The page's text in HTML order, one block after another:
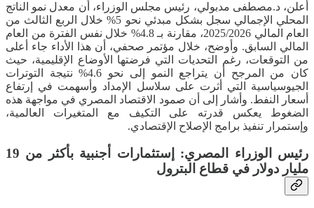
أعلن، د.مصطفى مدبولي، رئيس مجلس الوزراء، أن معدل نمو الناتج
المحلي الإجمالي سجل بشكل مبدئي نحو 5% خلال الربع الثالث من
العام المالي 2025/2026، مقارنة بـ 4.8% خلال نفس الفترة من العام
المالي السابق. وأوضح، خلال مؤتمر صحفي، أن هذا الأداء جاء أعلى
من التوقعات، رغم التحديات التي فرضتها الأوضاع الإقليمية، حيث
كان من المرجح أن يتراجع النمو إلى نحو 4.6% نتيجة التوترات
الجيوسياسية التي أثرت على سلاسل الإمداد وأسهمت في إرتفاع
أسعار النفط. وأشار إلى أن صمود الاقتصاد المصري في مواجهة هذه
الضغوط يعكس قدرته على التكيف مع المتغيرات العالمية،
وإستمرار تنفيذ برامج الإصلاح الإقتصادي.
رئيس الوزراء المصري: إستثمارات أجنبية بأكثر من 19
مليار دولار في قطاع البترول